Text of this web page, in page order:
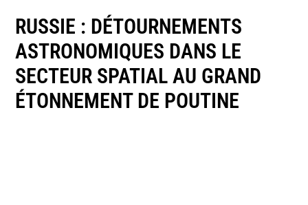
RUSSIE : DÉTOURNEMENTS
ASTRONOMIQUES DANS LE
SECTEUR SPATIAL AU GRAND
ÉTONNEMENT DE POUTINE